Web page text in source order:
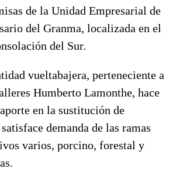
de la Unidad Empresarial de
del Granma, localizada en el
del Sur.
vueltabajera, perteneciente a
Humberto Lamonthe, hace
en la sustitución de
demanda de las ramas
varios, porcino, forestal y